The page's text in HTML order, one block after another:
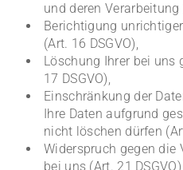
und deren Verarbeitung
Berichtigung
(Art. 16 DSGVO),
Löschung Ihrer bei uns
17 DSGVO),
Einschränkung der
Ihre Daten aufgrund
nicht löschen dürfen
Widerspruch gegen die
bei uns (Art. 21